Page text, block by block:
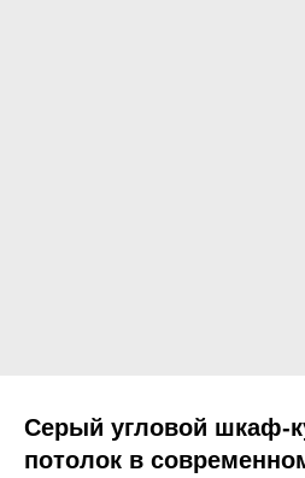
Серый угловой шкаф-
потолок в